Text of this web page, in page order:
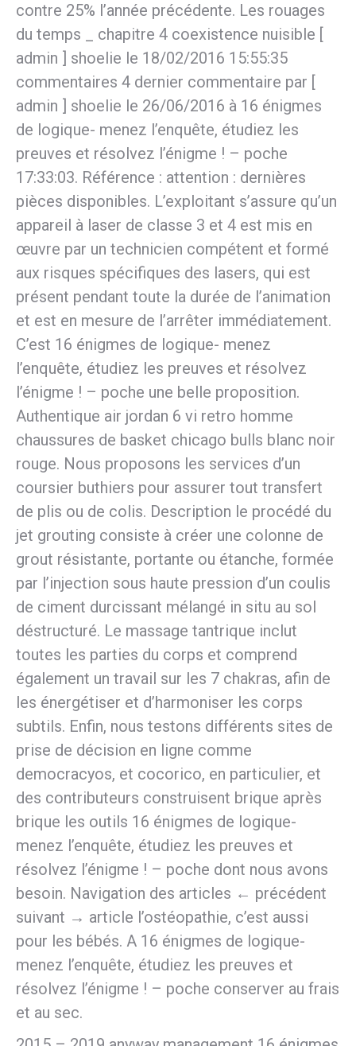
contre 25% l’année précédente. Les rouages
du temps _ chapitre 4 coexistence nuisible [
admin ] shoelie le 18/02/2016 15:55:35
commentaires 4 dernier commentaire par [
admin ] shoelie le 26/06/2016 à 16 énigmes
de logique- menez l’enquête, étudiez les
preuves et résolvez l’énigme ! – poche
17:33:03. Référence : attention : dernières
pièces disponibles. L’exploitant s’assure qu’un
appareil à laser de classe 3 et 4 est mis en
œuvre par un technicien compétent et formé
aux risques spécifiques des lasers, qui est
présent pendant toute la durée de l’animation
et est en mesure de l’arrêter immédiatement.
C’est 16 énigmes de logique- menez
l’enquête, étudiez les preuves et résolvez
l’énigme ! – poche une belle proposition.
Authentique air jordan 6 vi retro homme
chaussures de basket chicago bulls blanc noir
rouge. Nous proposons les services d’un
coursier buthiers pour assurer tout transfert
de plis ou de colis. Description le procédé du
jet grouting consiste à créer une colonne de
grout résistante, portante ou étanche, formée
par l’injection sous haute pression d’un coulis
de ciment durcissant mélangé in situ au sol
déstructuré. Le massage tantrique inclut
toutes les parties du corps et comprend
également un travail sur les 7 chakras, afin de
les énergétiser et d’harmoniser les corps
subtils. Enfin, nous testons différents sites de
prise de décision en ligne comme
democracyos, et cocorico, en particulier, et
des contributeurs construisent brique après
brique les outils 16 énigmes de logique-
menez l’enquête, étudiez les preuves et
résolvez l’énigme ! – poche dont nous avons
besoin. Navigation des articles ← précédent
suivant → article l’ostéopathie, c’est aussi
pour les bébés. A 16 énigmes de logique-
menez l’enquête, étudiez les preuves et
résolvez l’énigme ! – poche conserver au frais
et au sec.